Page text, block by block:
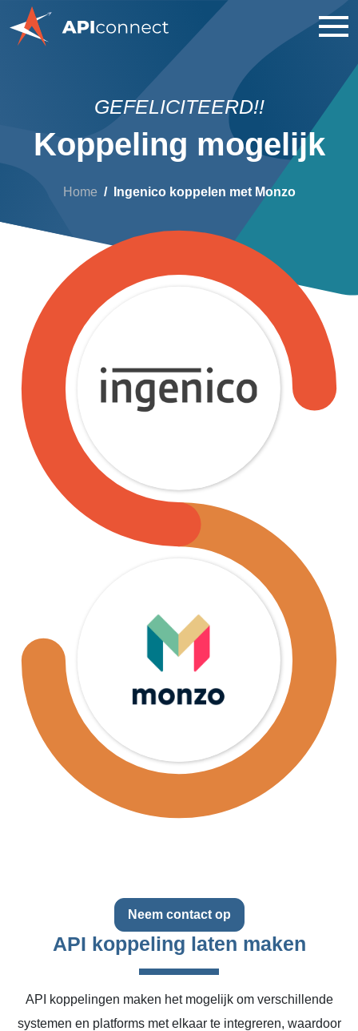
GEFELICITEERD!!
Koppeling mogelijk
Home Ingenico koppelen met Monzo
Neem contact op
API koppeling laten maken
API koppelingen maken het mogelijk om verschillende
systemen en platforms met elkaar te integreren, waardoor